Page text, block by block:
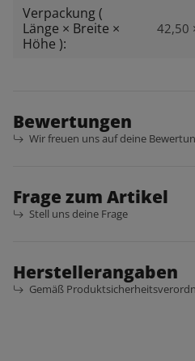
Verpackung (
Länge × Breite ×
Höhe ):
42,50
Bewertungen
Wir freuen uns auf deine
Frage zum Artikel
Stell uns deine Frage
Herstellerangaben
Gemäß